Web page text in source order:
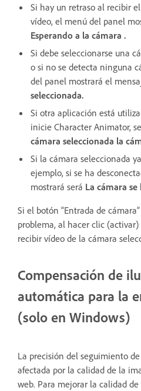
Si hay un retraso al recibir
vídeo, el menú del panel
Esperando a la cámara .
Si debe seleccionarse una
o si no se detecta ninguna
del panel mostrará el
seleccionada.
Si otra aplicación está
inicie Character Animator,
cámara seleccionada la
Si la cámara seleccionada
ejemplo, si se ha
mostrará será La cámara
Si el botón “Entrada de
problema, al hacer clic
recibir vídeo de la cámara
Compensación de
automática para la
(solo en Windows)
La precisión del seguimiento
afectada por la calidad de la
web. Para mejorar la calidad